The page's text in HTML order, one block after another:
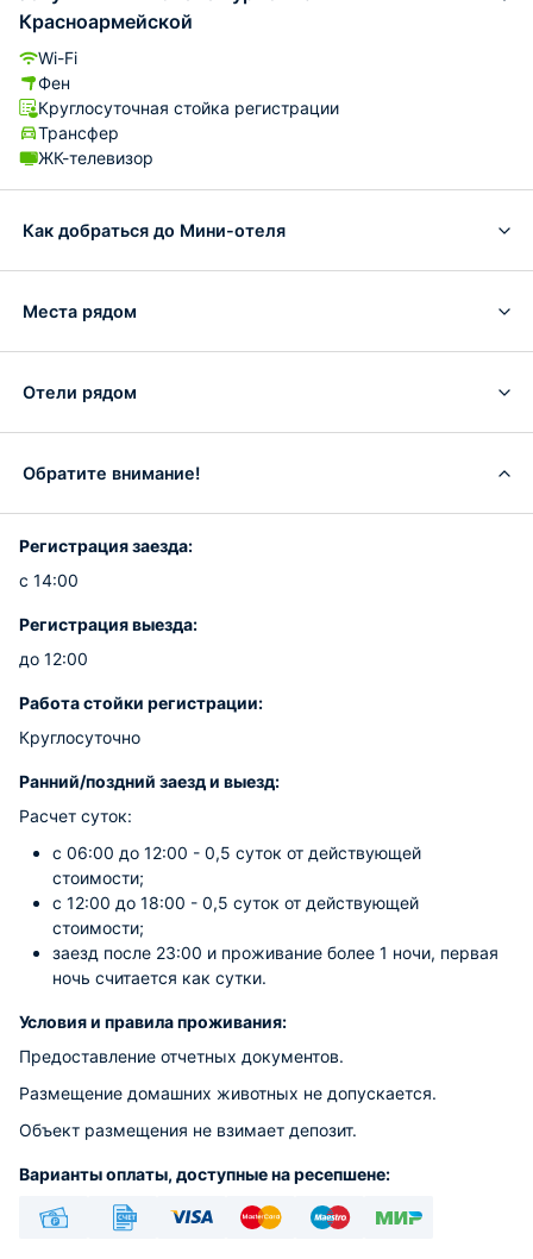
Красноармейской
Wi-Fi
Фен
Круглосуточная стойка регистрации
Трансфер
ЖК-телевизор
Как добраться до Мини-отеля
Места рядом
Отели рядом
Обратите внимание!
Регистрация заезда:
с 14:00
Регистрация выезда:
до 12:00
Работа стойки регистрации:
Круглосуточно
Ранний/поздний заезд и выезд:
Расчет суток:
с 06:00 до 12:00 - 0,5 суток от действующей
стоимости;
с 12:00 до 18:00 - 0,5 суток от действующей
стоимости;
заезд после 23:00 и проживание более 1 ночи, первая
ночь считается как сутки.
Условия и правила проживания:
Предоставление отчетных документов.
Размещение домашних животных не допускается.
Объект размещения не взимает депозит.
Варианты оплаты, доступные на ресепшене: